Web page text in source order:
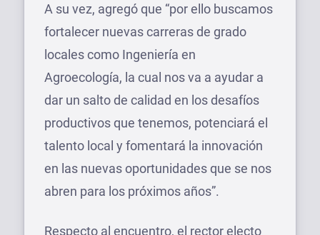
A su vez, agregó que “por ello buscamos
fortalecer nuevas carreras de grado
locales como Ingeniería en
Agroecología, la cual nos va a ayudar a
dar un salto de calidad en los desafíos
productivos que tenemos, potenciará el
talento local y fomentará la innovación
en las nuevas oportunidades que se nos
abren para los próximos años”.
Respecto al encuentro, el rector electo